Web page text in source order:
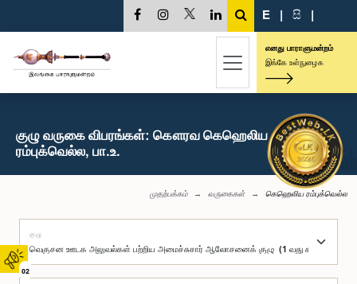
02
E | සි |
எனது பாராளுமன்றம்
இங்கே உள்நுழைக
குழு வருகை விபரங்கள்: கௌரவ கெஹெலிய
ரம்புக்வெல்ல, பா.உ.
முதற்பக்கம் வருகைகள் கெஹெலிய ரம்புக்வெல்ல
குழு